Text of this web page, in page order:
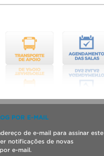
POR E-MAIL
de e-mail para assinar este
notificações de novas
e-mail.